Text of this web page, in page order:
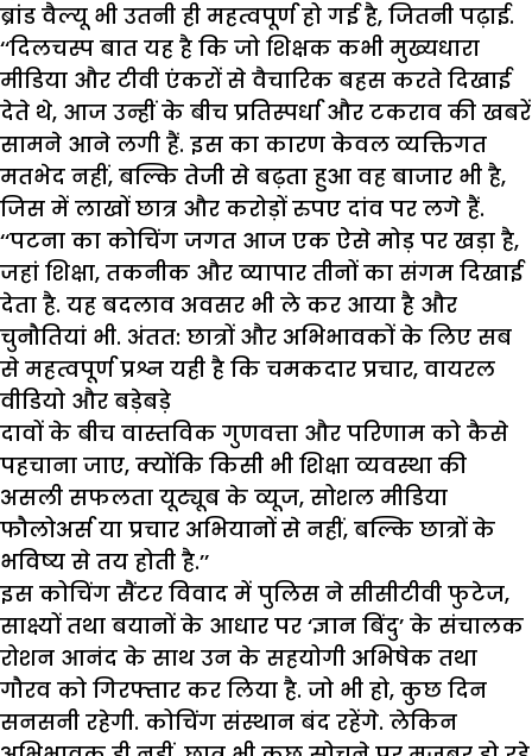
ब्रांड वैल्यू भी उतनी ही महत्वपूर्ण हो गई है, जितनी पढ़ाई.
‘‘दिलचस्प बात यह है कि जो शिक्षक कभी मुख्यधारा
मीडिया और टीवी एंकरों से वैचारिक बहस करते दिखाई
देते थे, आज उन्हीं के बीच प्रतिस्पर्धा और टकराव की खबरें
सामने आने लगी हैं. इस का कारण केवल व्यक्तिगत
मतभेद नहीं, बल्कि तेजी से बढ़ता हुआ वह बाजार भी है,
जिस में लाखों छात्र और करोड़ों रुपए दांव पर लगे हैं.
‘‘पटना का कोचिंग जगत आज एक ऐसे मोड़ पर खड़ा है,
जहां शिक्षा, तकनीक और व्यापार तीनों का संगम दिखाई
देता है. यह बदलाव अवसर भी ले कर आया है और
चुनौतियां भी. अंतत: छात्रों और अभिभावकों के लिए सब
से महत्वपूर्ण प्रश्न यही है कि चमकदार प्रचार, वायरल
वीडियो और बड़ेबड़े
दावों के बीच वास्तविक गुणवत्ता और परिणाम को कैसे
पहचाना जाए, क्योंकि किसी भी शिक्षा व्यवस्था की
असली सफलता यूट्यूब के व्यूज, सोशल मीडिया
फौलोअर्स या प्रचार अभियानों से नहीं, बल्कि छात्रों के
भविष्य से तय होती है.’’
इस कोचिंग सैंटर विवाद में पुलिस ने सीसीटीवी फुटेज,
साक्ष्यों तथा बयानों के आधार पर ‘ज्ञान बिंदु’ के संचालक
रोशन आनंद के साथ उन के सहयोगी अभिषेक तथा
गौरव को गिरफ्तार कर लिया है. जो भी हो, कुछ दिन
सनसनी रहेगी. कोचिंग संस्थान बंद रहेंगे. लेकिन